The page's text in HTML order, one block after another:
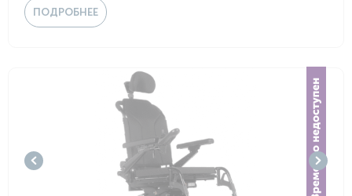
ПОДРОБНЕЕ